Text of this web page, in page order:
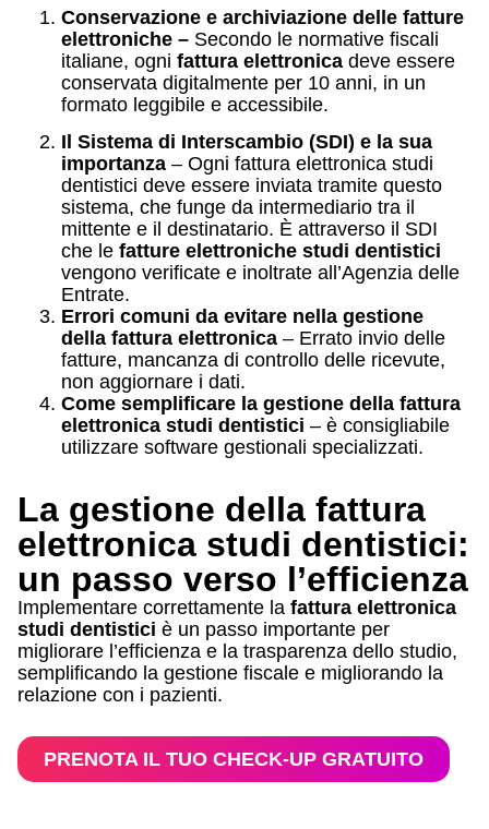
Conservazione e archiviazione delle fatture
elettroniche – Secondo le normative fiscali
italiane, ogni fattura elettronica deve essere
conservata digitalmente per 10 anni, in un
formato leggibile e accessibile.
Il Sistema di Interscambio (SDI) e la sua
importanza – Ogni fattura elettronica studi
dentistici deve essere inviata tramite questo
sistema, che funge da intermediario tra il
mittente e il destinatario. È attraverso il SDI
che le fatture elettroniche studi dentistici
vengono verificate e inoltrate all’Agenzia delle
Entrate.
Errori comuni da evitare nella gestione
della fattura elettronica – Errato invio delle
fatture, mancanza di controllo delle ricevute,
non aggiornare i dati.
Come semplificare la gestione della fattura
elettronica studi dentistici – è consigliabile
utilizzare software gestionali specializzati.
La gestione della fattura
elettronica studi dentistici:
un passo verso l’efficienza
Implementare correttamente la fattura elettronica
studi dentistici è un passo importante per
migliorare l’efficienza e la trasparenza dello studio,
semplificando la gestione fiscale e migliorando la
relazione con i pazienti.
PRENOTA IL TUO CHECK-UP GRATUITO